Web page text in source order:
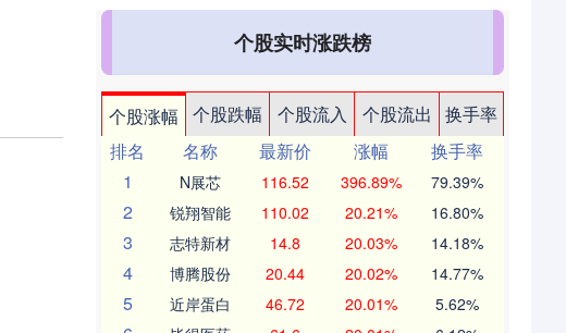
个股实时涨跌榜
个股涨幅 个股跌幅 个股流入 个股流出
换手率
排名
名称 最新价 涨幅
换手率
1
N展芯 116.52 396.89% 79.39%
2 锐翔智能 110.02 20.21% 16.80%
3 志特新材 14.8 20.03% 14.18%
4 博腾股份 20.44 20.02% 14.77%
5 近岸蛋白 46.72 20.01% 5.62%